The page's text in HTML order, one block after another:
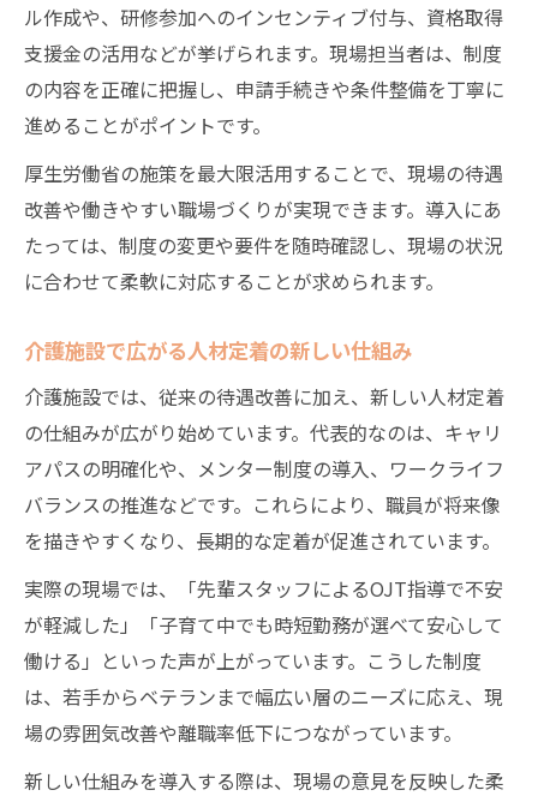
ル作成や、研修参加へのインセンティブ付与、資格取得
支援金の活用などが挙げられます。現場担当者は、制度
の内容を正確に把握し、申請手続きや条件整備を丁寧に
進めることがポイントです。
厚生労働省の施策を最大限活用することで、現場の待遇
改善や働きやすい職場づくりが実現できます。導入にあ
たっては、制度の変更や要件を随時確認し、現場の状況
に合わせて柔軟に対応することが求められます。
介護施設で広がる人材定着の新しい仕組み
介護施設では、従来の待遇改善に加え、新しい人材定着
の仕組みが広がり始めています。代表的なのは、キャリ
アパスの明確化や、メンター制度の導入、ワークライフ
バランスの推進などです。これらにより、職員が将来像
を描きやすくなり、長期的な定着が促進されています。
実際の現場では、「先輩スタッフによるOJT指導で不安
が軽減した」「子育て中でも時短勤務が選べて安心して
働ける」といった声が上がっています。こうした制度
は、若手からベテランまで幅広い層のニーズに応え、現
場の雰囲気改善や離職率低下につながっています。
新しい仕組みを導入する際は、現場の意見を反映した柔